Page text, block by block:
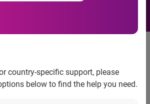
country-specific support, please
below to find the help you need.
Demand